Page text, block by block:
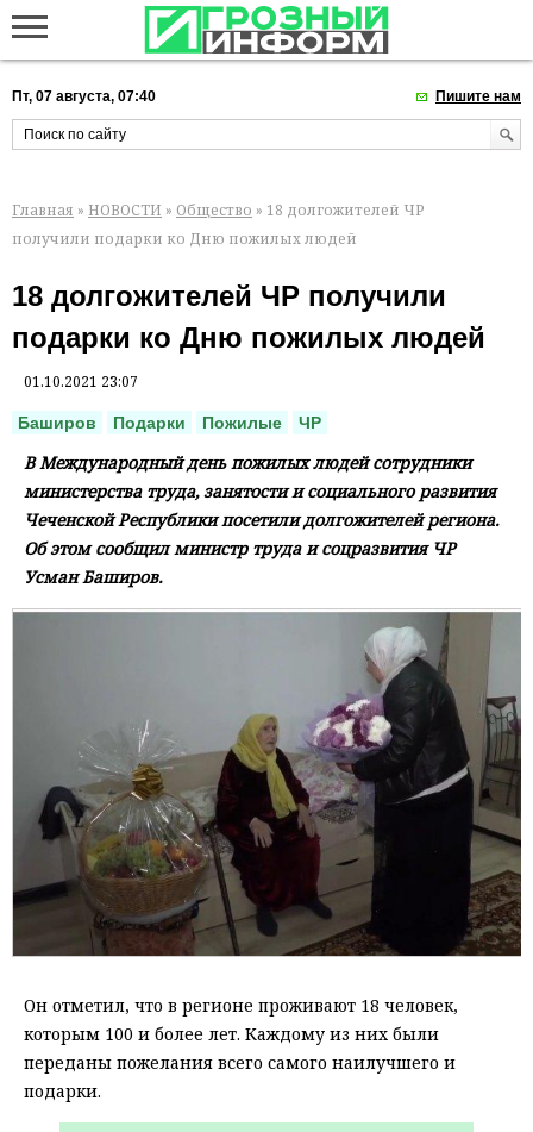
Пт, 07 августа, 07:40 Пишите нам
Главная » НОВОСТИ » Общество » 18 долгожителей ЧР
получили подарки ко Дню пожилых людей
18 долгожителей ЧР получили
подарки ко Дню пожилых людей
01.10.2021 23:07
Баширов Подарки Пожилые ЧР
В Международный день пожилых людей сотрудники
министерства труда, занятости и социального развития
Чеченской Республики посетили долгожителей региона.
Об этом сообщил министр труда и соцразвития ЧР
Усман Баширов.
Он отметил, что в регионе проживают 18 человек,
которым 100 и более лет. Каждому из них были
переданы пожелания всего самого наилучшего и
подарки.